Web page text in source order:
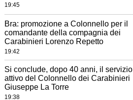
19:45
Bra: promozione a Colonnello per il
comandante della compagnia dei
Carabinieri Lorenzo Repetto
19:42
Si conclude, dopo 40 anni, il servizio
attivo del Colonnello dei Carabinieri
Giuseppe La Torre
19:38